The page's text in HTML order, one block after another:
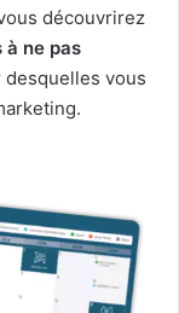
découvrirez
ne pas
desquelles vous